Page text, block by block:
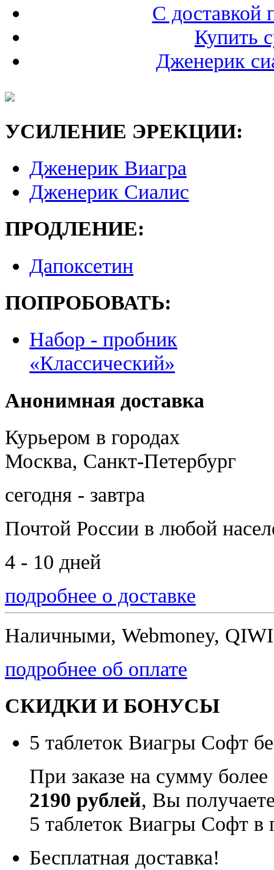
С доставкой
Купить
Дженерик
УСИЛЕНИЕ ЭРЕКЦИИ:
Дженерик Виагра
Дженерик Сиалис
ПРОДЛЕНИЕ:
Дапоксетин
ПОПРОБОВАТЬ:
Набор - пробник
«Классический»
Анонимная доставка
Курьером в городах
Москва, Санкт-Петербург
сегодня - завтра
Почтой России в любой
4 - 10 дней
подробнее о доставке
Наличными, Webmoney,
подробнее об оплате
СКИДКИ И БОНУСЫ
5 таблеток Виагры Софт
При заказе на сумму более
2190 рублей, Вы
5 таблеток Виагры Софт в
Бесплатная доставка!